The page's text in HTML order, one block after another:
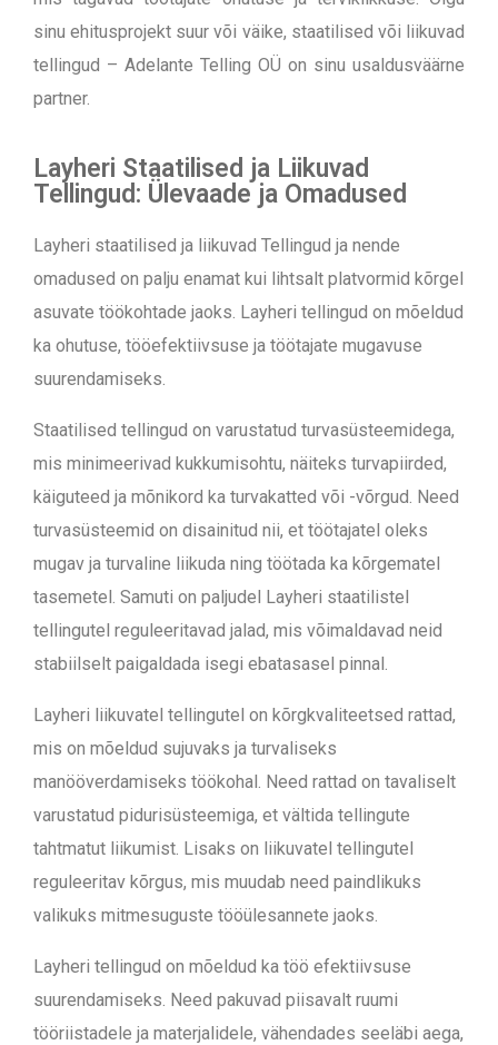
sinu ehitusprojekt suur või väike, staatilised või liikuvad
tellingud – Adelante Telling OÜ on sinu usaldusväärne
partner.
Layheri Staatilised ja Liikuvad
Tellingud: Ülevaade ja Omadused
Layheri staatilised ja liikuvad Tellingud ja nende
omadused on palju enamat kui lihtsalt platvormid kõrgel
asuvate töökohtade jaoks. Layheri tellingud on mõeldud
ka ohutuse, tööefektiivsuse ja töötajate mugavuse
suurendamiseks.
Staatilised tellingud on varustatud turvasüsteemidega,
mis minimeerivad kukkumisohtu, näiteks turvapiirded,
käiguteed ja mõnikord ka turvakatted või -võrgud. Need
turvasüsteemid on disainitud nii, et töötajatel oleks
mugav ja turvaline liikuda ning töötada ka kõrgematel
tasemetel. Samuti on paljudel Layheri staatilistel
tellingutel reguleeritavad jalad, mis võimaldavad neid
stabiilselt paigaldada isegi ebatasasel pinnal.
Layheri liikuvatel tellingutel on kõrgkvaliteetsed rattad,
mis on mõeldud sujuvaks ja turvaliseks
manööverdamiseks töökohal. Need rattad on tavaliselt
varustatud pidurisüsteemiga, et vältida tellingute
tahtmatut liikumist. Lisaks on liikuvatel tellingutel
reguleeritav kõrgus, mis muudab need paindlikuks
valikuks mitmesuguste tööülesannete jaoks.
Layheri tellingud on mõeldud ka töö efektiivsuse
suurendamiseks. Need pakuvad piisavalt ruumi
tööriistadele ja materjalidele, vähendades seeläbi aega,